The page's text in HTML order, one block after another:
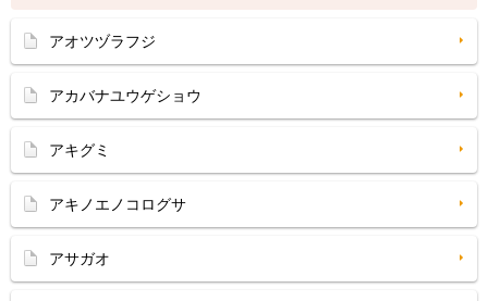
アオツヅラフジ
アカバナユウゲショウ
アキグミ
アキノエノコログサ
アサガオ